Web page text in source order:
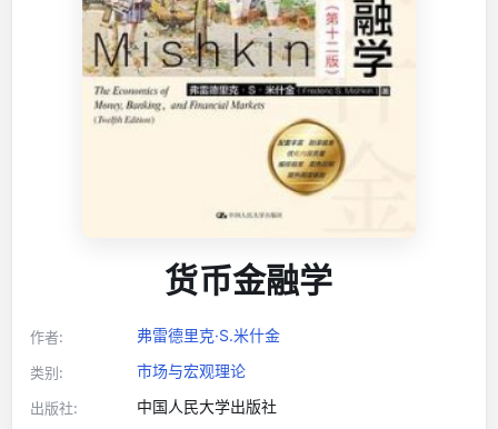
货币金融学
作者: 弗雷德里克·S.米什金
类别: 市场与宏观理论
出版社: 中国人民大学出版社